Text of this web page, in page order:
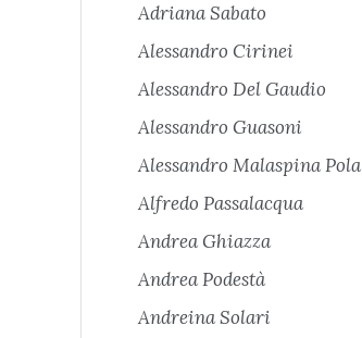
Adriana Sabato
Alessandro Cirinei
Alessandro Del Gaudio
Alessandro Guasoni
Alessandro Malaspina Pola
Alfredo Passalacqua
Andrea Ghiazza
Andrea Podestà
Andreina Solari